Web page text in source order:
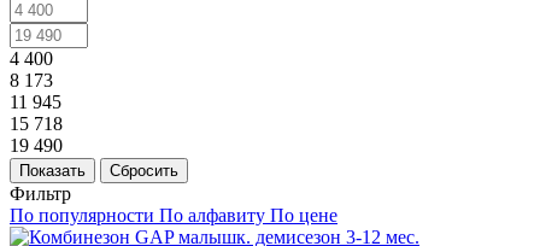
4 400
8 173
11 945
15 718
19 490
Сбросить
Фильтр
По популярности По алфавиту По цене